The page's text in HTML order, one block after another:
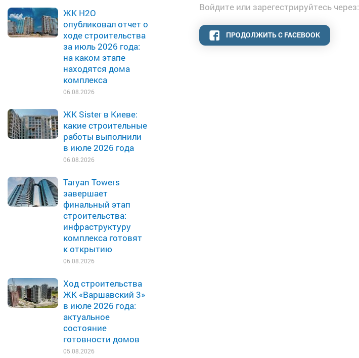
ЖК H2O
опубликовал отчет о
ходе строительства
за июль 2026 года:
на каком этапе
находятся дома
комплекса
06.08.2026
ЖК Sister в Киеве:
какие строительные
работы выполнили
в июле 2026 года
06.08.2026
Taryan Towers
завершает
финальный этап
строительства:
инфраструктуру
комплекса готовят
к открытию
06.08.2026
Ход строительства
ЖК «Варшавский 3»
в июле 2026 года:
актуальное
состояние
готовности домов
05.08.2026
Войдите или зарегестрируйтесь через:
ПРОДОЛЖИТЬ С FACEBOOK